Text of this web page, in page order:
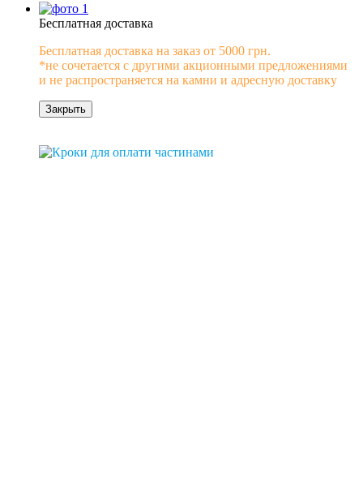
Бесплатная доставка
Бесплатная доставка на заказ от 5000 грн.
*не сочетается с другими акционными предложениями
и не распространяется на камни и адресную доставку
Закрыть